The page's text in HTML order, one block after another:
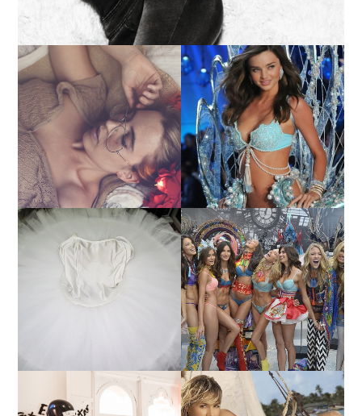
LA BAILARINA BLANCA
DE LA CRUZ O COMO
REINVENTARSE ANTE
LA ADVERSIDAD.
LA ALTURA DE LAS
MODELOS MAS ALTAS
TUTORIAL PARA HACER
UN TUTÚ DE BALLET DE
PLATO CON ARO.
¿QUIERES SABER LA
EDAD Y ALTURA DE LAS
MODELOS VICTORIA'S
SECRET 2017?